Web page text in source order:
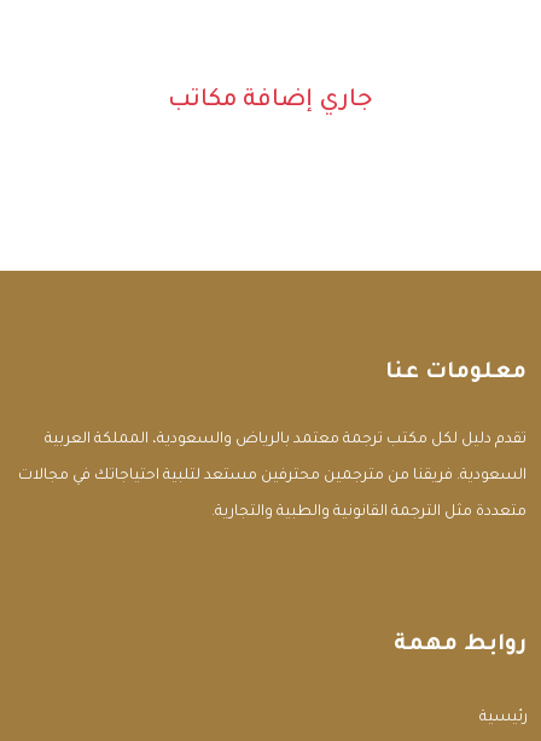
جاري إضافة مكاتب
معلومات عنا
تقدم دليل لكل مكتب ترجمة معتمد بالرياض والسعودية، المملكة العربية
السعودية. فريقنا من مترجمين محترفين مستعد لتلبية احتياجاتك في مجالات
متعددة مثل الترجمة القانونية والطبية والتجارية.
روابط مهمة
الرئيسية